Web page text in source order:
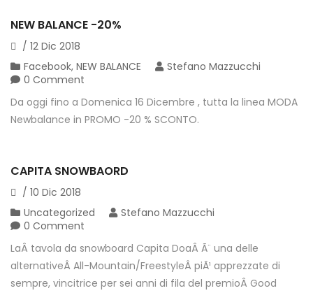
NEW BALANCE -20%
/ 12 Dic 2018
Facebook, NEW BALANCE
Stefano Mazzucchi
0 Comment
Da oggi fino a Domenica 16 Dicembre , tutta la linea MODA
Newbalance in PROMO -20 % SCONTO.
CAPITA SNOWBAORD
/ 10 Dic 2018
Uncategorized
Stefano Mazzucchi
0 Comment
LaÂ tavola da snowboard Capita DoaÂ Ã¨ una delle
alternativeÂ All-Mountain/FreestyleÂ piÃ¹ apprezzate di
sempre, vincitrice per sei anni di fila del premioÂ Good